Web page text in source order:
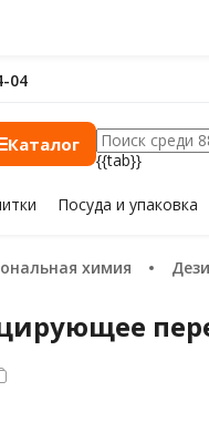
04
Каталог
{{tab}}
Посуда и упаковка
химия